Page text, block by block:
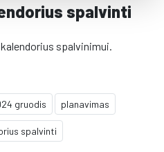
spalvinti
spalvinimui.
gruodis planavimas
spalvinti